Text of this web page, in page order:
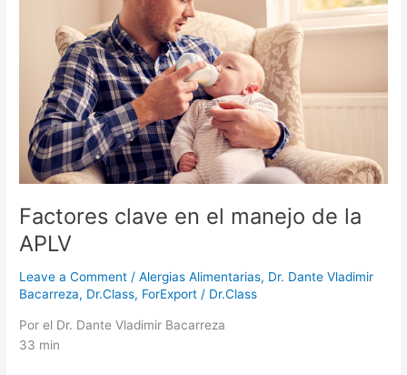
Factores clave en el manejo de la
APLV
Leave a Comment /Alergias Alimentarias, Dr. Dante Vladimir
Bacarreza, Dr.Class, ForExport / Dr.Class
Por el Dr. Dante Vladimir Bacarreza
33 min
manejo
APLV